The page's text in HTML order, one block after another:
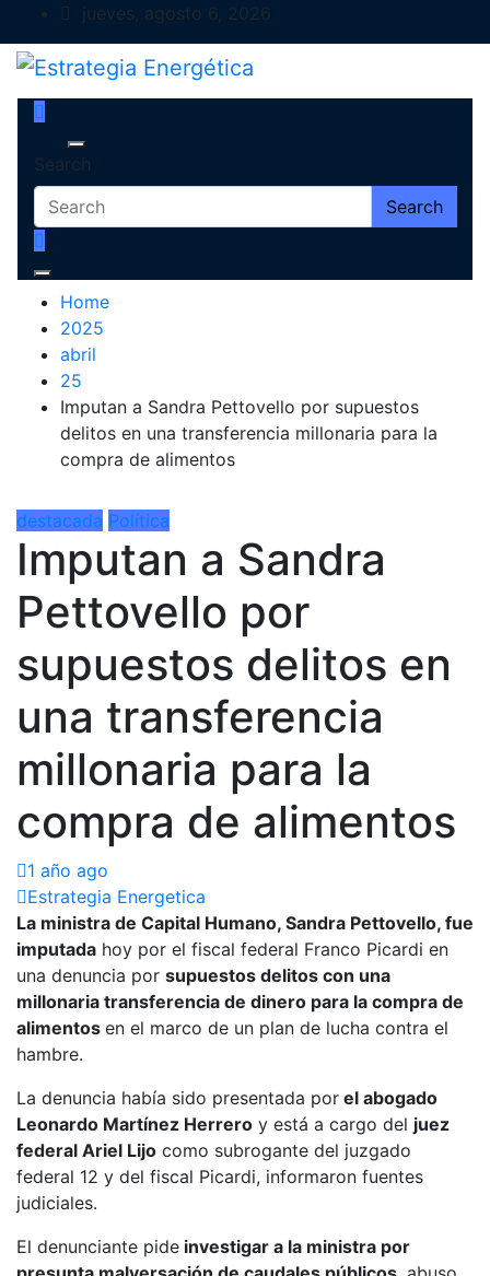
to
content
jueves, agosto 6, 2026
Estrategia Energética
Magazine de Debate
Search
Search
Home
2025
abril
25
Imputan a Sandra Pettovello por supuestos
delitos en una transferencia millonaria para la
compra de alimentos
destacada Política
Imputan a Sandra
Pettovello por
supuestos delitos en
una transferencia
millonaria para la
compra de alimentos
1 año ago
Estrategia Energetica
La ministra de Capital Humano, Sandra Pettovello, fue
imputada hoy por el fiscal federal Franco Picardi en
una denuncia por supuestos delitos con una
millonaria transferencia de dinero para la compra de
alimentos en el marco de un plan de lucha contra el
hambre.
La denuncia había sido presentada por el abogado
Leonardo Martínez Herrero y está a cargo del juez
federal Ariel Lijo como subrogante del juzgado
federal 12 y del fiscal Picardi, informaron fuentes
judiciales.
El denunciante pide investigar a la ministra por